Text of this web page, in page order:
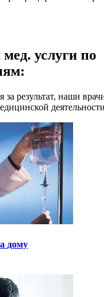
услуги по
результат, наши
деятельности
дому